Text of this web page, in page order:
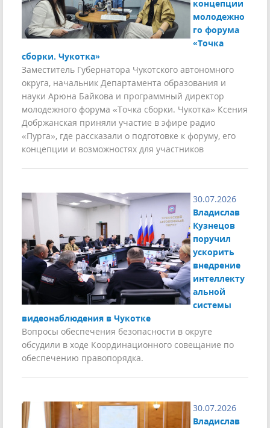
концепции
молодежно
го форума
«Точка
сборки. Чукотка»
Заместитель Губернатора Чукотского автономного
округа, начальник Департамента образования и
науки Арюна Байкова и программный директор
молодежного форума «Точка сборки. Чукотка» Ксения
Добржанская приняли участие в эфире радио
«Пурга», где рассказали о подготовке к форуму, его
концепции и возможностях для участников
30.07.2026
Владислав
Кузнецов
поручил
ускорить
внедрение
интеллекту
альной
системы
видеонаблюдения в Чукотке
Вопросы обеспечения безопасности в округе
обсудили в ходе Координационного совещание по
обеспечению правопорядка.
30.07.2026
Владислав